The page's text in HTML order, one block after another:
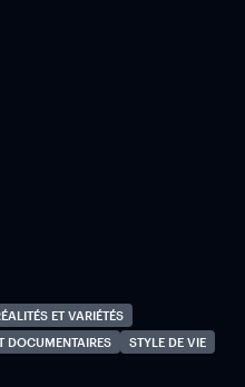
ET VARIÉTÉS
DOCUMENTAIRES
STYLE DE VIE